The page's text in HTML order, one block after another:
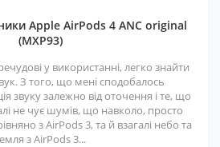
Apple AirPods 4 ANC original
(MXP93)
у використанні, легко знайти
З того, що мені сподобалось
звуку залежно від оточення і те, що
не чує шумів, що навколо, просто
з AirPods 3, та й взагалі небо та
з AirPods 3...